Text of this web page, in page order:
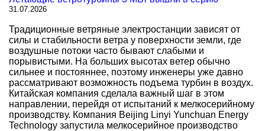
31.07.2026
Традиционные ветряные электростанции зависят от
силы и стабильности ветра у поверхности земли, где
воздушные потоки часто бывают слабыми и
порывистыми. На больших высотах ветер обычно
сильнее и постояннее, поэтому инженеры уже давно
рассматривают возможность подъема турбин в воздух.
Китайская компания сделала важный шаг в этом
направлении, перейдя от испытаний к мелкосерийному
производству. Компания Beijing Linyi Yunchuan Energy
Technology запустила мелкосерийное производство